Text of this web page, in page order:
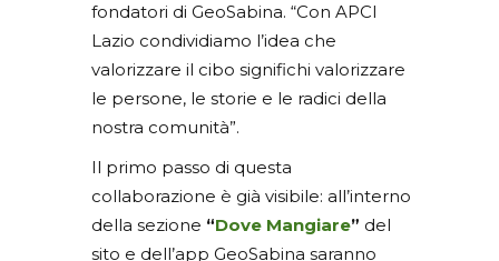
fondatori di GeoSabina. “Con APCI
Lazio condividiamo l’idea che
valorizzare il cibo significhi valorizzare
le persone, le storie e le radici della
nostra comunità”.
Il primo passo di questa
collaborazione è già visibile: all’interno
della sezione “Dove Mangiare” del
sito e dell’app GeoSabina saranno